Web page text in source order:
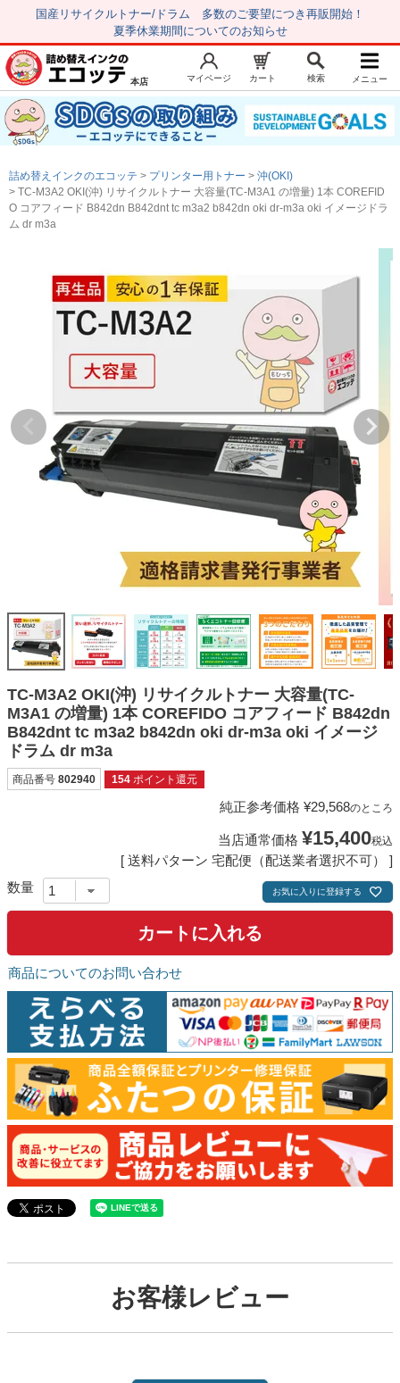
国産リサイクルトナー/ドラム 多数のご要望につき再販開始！
夏季休業期間についてのお知らせ
新規会員登録 マイページ
トップページ お気に入り
注文履歴 レビュー履歴
はじめての方へ
初心者用セット
キャノンインク
ブラザーインク
詰め替えインク
互換インクボトル
互換インクカートリッジ
再生インクカートリッジ
ご利用ガイド
よくある質問
お問い合わせ
会員専用商品
説明書ダウンロード
本店 マイページ カート 検索 メニュー
詰め替えインクのエコッテ プリンター用トナー
沖(OKI)
TC-M3A2 OKI(沖) リサイクルトナー 大容量(TC-M3A1 の増量) 1本 COREFID
O コアフィード B842dn B842dnt tc m3a2 b842dn oki dr-m3a oki イメージドラ
ム dr m3a
TC-M3A2 OKI(沖) リサイクルトナー 大容量(TC-
M3A1 の増量) 1本 COREFIDO コアフィード B842dn
B842dnt tc m3a2 b842dn oki dr-m3a oki イメージ
ドラム dr m3a
商品番号 802940 154 ポイント還元
純正参考価格 ¥29,568のところ
当店通常価格 ¥15,400税込
送料パターン 宅配便（配送業者選択不可）
お気に入りに登録する
カートに入れる
商品についてのお問い合わせ
お客様レビュー